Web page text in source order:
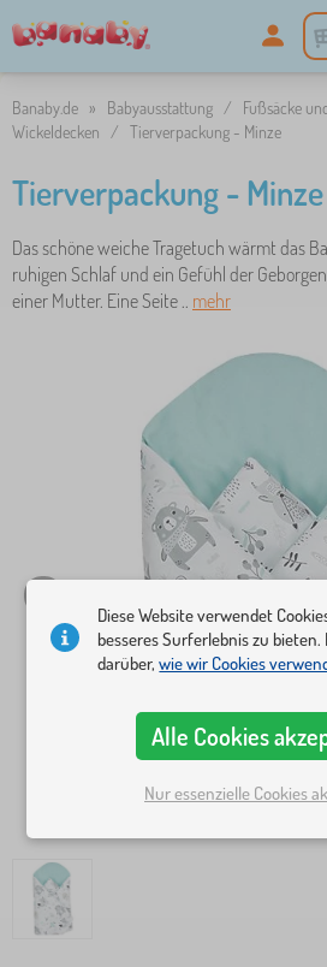
Banaby.de » Babyausstattung / Fußsäcke
Wickeldecken
/ Tierverpackung - Minze
Tierverpackung - Minze
Das schöne weiche Tragetuch wärmt das
ruhigen Schlaf und ein Gefühl der
einer Mutter. Eine Seite .. mehr
Diese Website verwendet
besseres Surferlebnis zu
darüber,wie wir Cookies
Alle Cookies
Nur essenzielle Cookies